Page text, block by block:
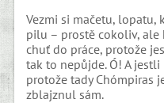
Vezmi si mačetu,
pilu – prostě cokoliv,
chuť do práce, protože
tak to nepůjde. Ó! A
protože tady Chómpiras
zblajznul sám.